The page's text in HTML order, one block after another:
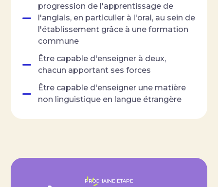
progression de l'apprentissage de
l'anglais, en particulier à l'oral, au sein de
l'établissement grâce à une formation
commune
Être capable d'enseigner à deux,
chacun apportant ses forces
Être capable d'enseigner une matière
non linguistique en langue étrangère
PROCHAINE ÉTAPE